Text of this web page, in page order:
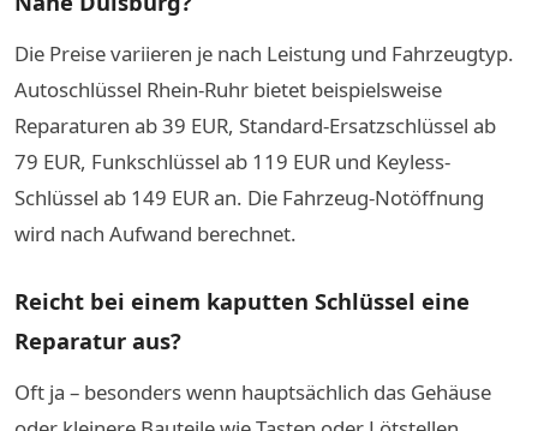
Die Preise variieren je nach Leistung und Fahrzeugtyp.
Autoschlüssel Rhein-Ruhr bietet beispielsweise
Reparaturen ab 39 EUR, Standard-Ersatzschlüssel ab
79 EUR, Funkschlüssel ab 119 EUR und Keyless-
Schlüssel ab 149 EUR an. Die Fahrzeug-Notöffnung
wird nach Aufwand berechnet.
Reicht bei einem kaputten Schlüssel eine
Reparatur aus?
Oft ja – besonders wenn hauptsächlich das Gehäuse